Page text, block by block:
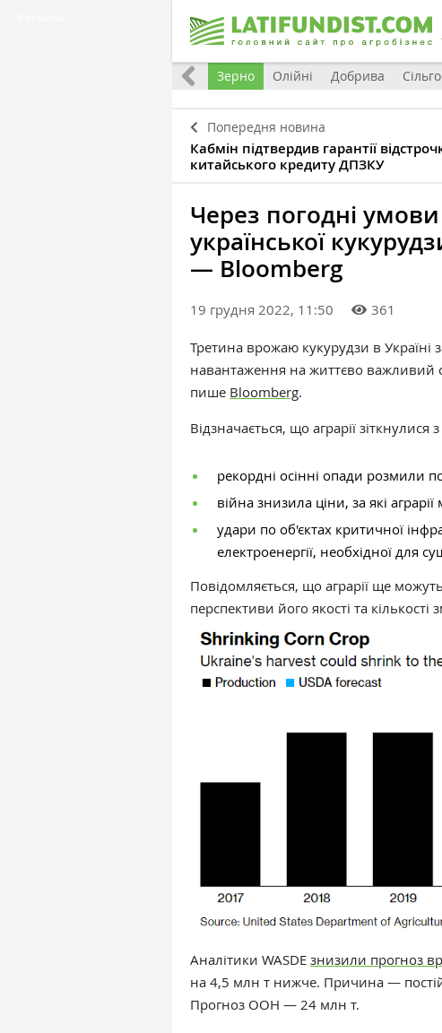
Світ Зерно Олійні Добрива
Попередня новина
Кабмін підтвердив гарантії
китайського кредиту ДПЗКУ
Через погодні
української
— Bloomberg
19 грудня 2022, 11:50 361
Третина врожаю кукурудзи в
навантаження на життєво важливий
пише Bloomberg.
Відзначається, що аграрії
рекордні осінні опади розмили
війна знизила ціни, за які
удари по об'єктах критичної
електроенергії, необхідної для
Повідомляється, що аграрії ще
перспективи його якості та
Аналітики WASDE знизили прогноз
на 4,5 млн т нижче. Причина —
Прогноз ООН — 24 млн т.